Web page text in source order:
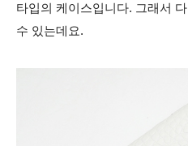
타입의 케이스입니다. 그래서
수 있는데요.